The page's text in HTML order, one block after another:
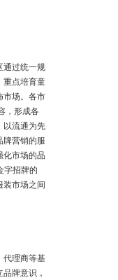
通过统一规
重点培育童
市场。各市
，形成各
以流通为先
牌营销的服
化市场的品
字招牌的
装市场之间
代理商等基
牌意识，